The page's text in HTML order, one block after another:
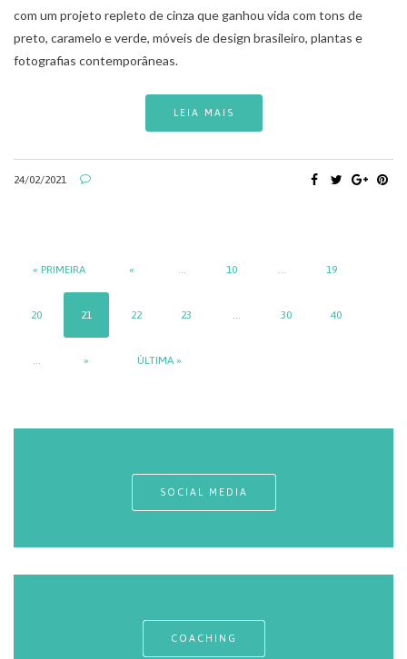
com um projeto repleto de cinza que ganhou vida com tons de
preto, caramelo e verde, móveis de design brasileiro, plantas e
fotografias contemporâneas.
LEIA MAIS
24/02/2021
« PRIMEIRA « 10 19
20 21 22 23 30 40
» ÚLTIMA »
SOCIAL MEDIA
COACHING